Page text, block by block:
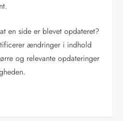
en side er blevet opdateret?
ændringer i indhold
og relevante opdateringer